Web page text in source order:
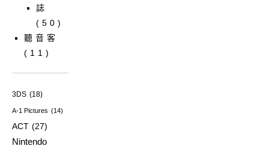
誌
(50)
聽音客
(11)
3DS (18)
A-1 Pictures (14)
ACT (27)
Nintendo